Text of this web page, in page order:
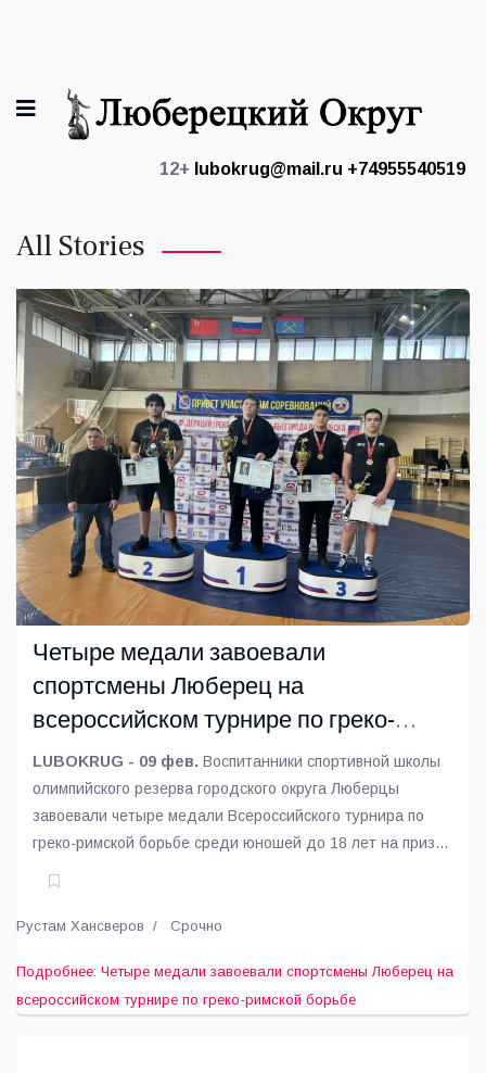
12+ lubokrug@mail.ru +74955540519
All Stories
Четыре медали завоевали
спортсмены Люберец на
всероссийском турнире по греко-
римской борьбе
LUBOKRUG - 09 фев. Воспитанники спортивной школы
олимпийского резерва городского округа Люберцы
завоевали четыре медали Всероссийского турнира по
греко-римской борьбе среди юношей до 18 лет на призы
Рустам Хансверов Срочно
Подробнее: Четыре медали завоевали спортсмены Люберец на
всероссийском турнире по греко-римской борьбе